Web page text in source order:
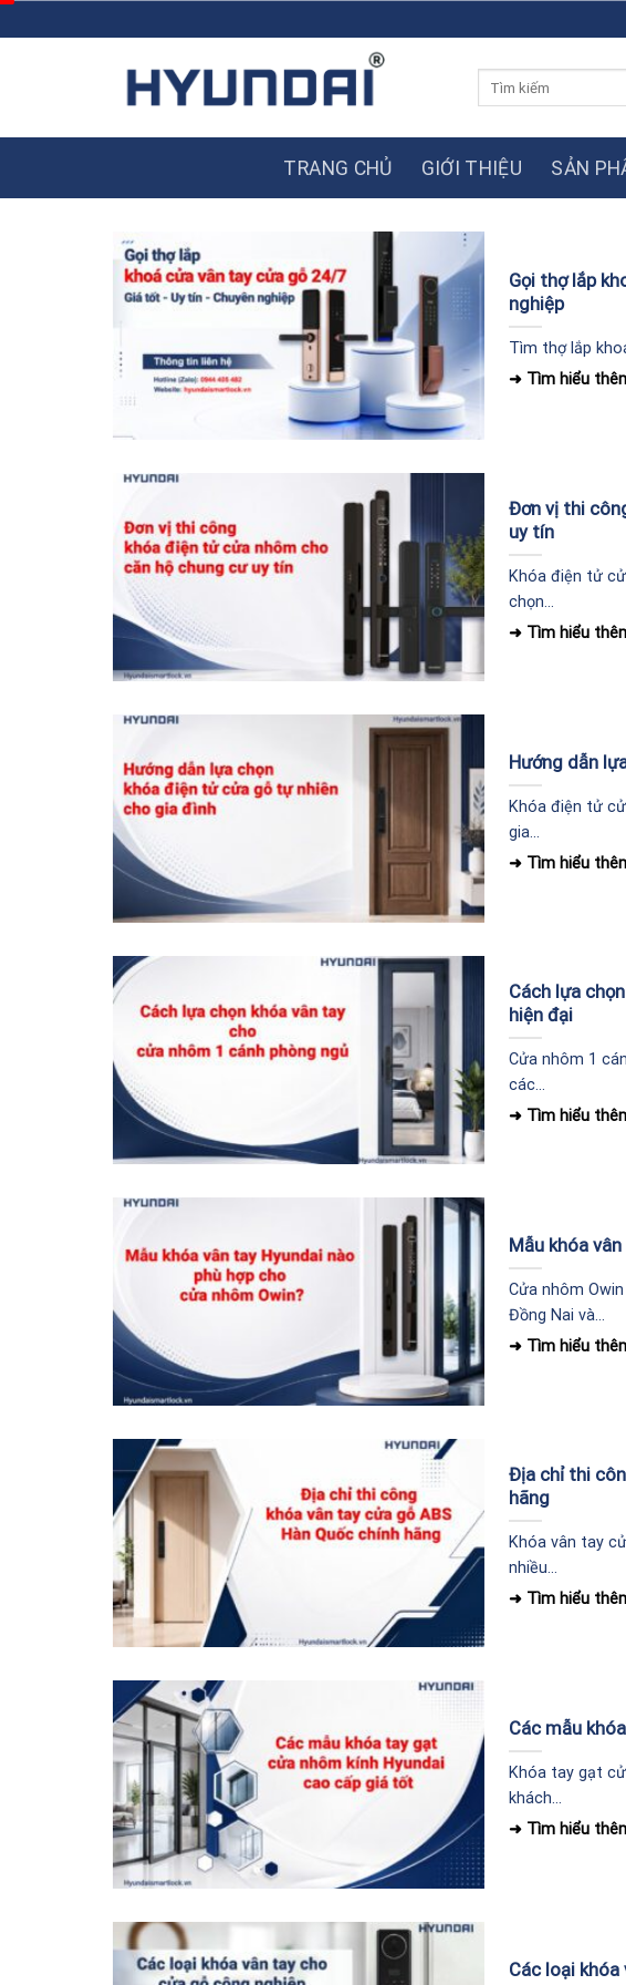
to
TRANG CHỦ GIỚI THIỆU SẢN
Gọi thợ lắp
nghiệp
Tìm thợ lắp
Đơn vị thi
uy tín
Khóa điện tử
chọn...
Hướng dẫn
Khóa điện tử
gia...
Cách lựa
hiện đại
Cửa nhôm 1
các...
Mẫu khóa
Cửa nhôm
Đồng Nai và...
Địa chỉ thi
hãng
Khóa vân tay
nhiều...
Các mẫu
Khóa tay gạt
khách...
Các loại